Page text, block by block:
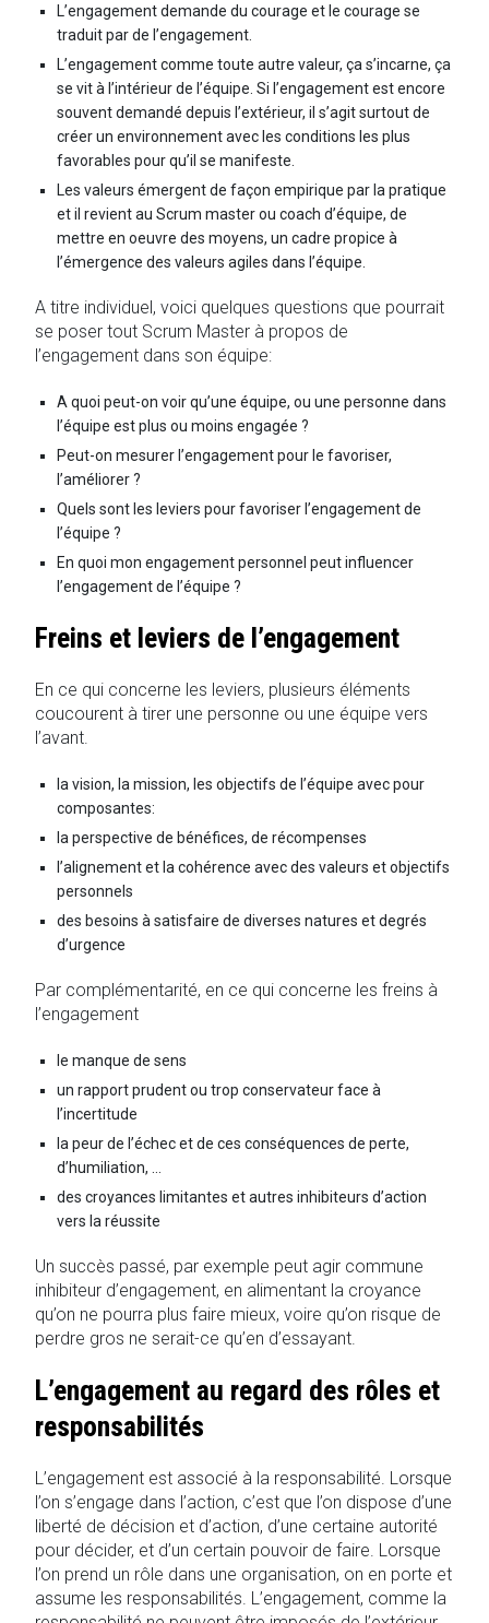
L’engagement demande du courage et le courage se
traduit par de l’engagement.
L’engagement comme toute autre valeur, ça s’incarne, ça
se vit à l’intérieur de l’équipe. Si l’engagement est encore
souvent demandé depuis l’extérieur, il s’agit surtout de
créer un environnement avec les conditions les plus
favorables pour qu’il se manifeste.
Les valeurs émergent de façon empirique par la pratique
et il revient au Scrum master ou coach d’équipe, de
mettre en oeuvre des moyens, un cadre propice à
l’émergence des valeurs agiles dans l’équipe.
A titre individuel, voici quelques questions que pourrait
se poser tout Scrum Master à propos de
l’engagement dans son équipe:
A quoi peut-on voir qu’une équipe, ou une personne dans
l’équipe est plus ou moins engagée ?
Peut-on mesurer l’engagement pour le favoriser,
l’améliorer ?
Quels sont les leviers pour favoriser l’engagement de
l’équipe ?
En quoi mon engagement personnel peut influencer
l’engagement de l’équipe ?
Freins et leviers de l’engagement
En ce qui concerne les leviers, plusieurs éléments
coucourent à tirer une personne ou une équipe vers
l’avant.
la vision, la mission, les objectifs de l’équipe avec pour
composantes:
la perspective de bénéfices, de récompenses
l’alignement et la cohérence avec des valeurs et objectifs
personnels
des besoins à satisfaire de diverses natures et degrés
d’urgence
Par complémentarité, en ce qui concerne les freins à
l’engagement
le manque de sens
un rapport prudent ou trop conservateur face à
l’incertitude
la peur de l’échec et de ces conséquences de perte,
d’humiliation, …
des croyances limitantes et autres inhibiteurs d’action
vers la réussite
Un succès passé, par exemple peut agir commune
inhibiteur d’engagement, en alimentant la croyance
qu’on ne pourra plus faire mieux, voire qu’on risque de
perdre gros ne serait-ce qu’en d’essayant.
L’engagement au regard des rôles et
responsabilités
L’engagement est associé à la responsabilité. Lorsque
l’on s’engage dans l’action, c’est que l’on dispose d’une
liberté de décision et d’action, d’une certaine autorité
pour décider, et d’un certain pouvoir de faire. Lorsque
l’on prend un rôle dans une organisation, on en porte et
assume les responsabilités. L’engagement, comme la